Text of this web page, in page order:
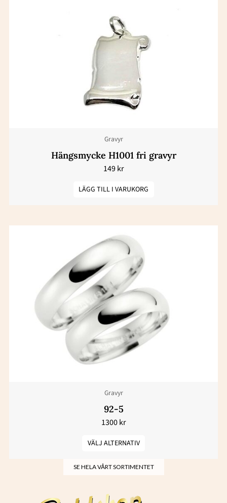
Gravyr
Hängsmycke H1001 fri gravyr
149kr
LÄGG TILL I VARUKORG
Gravyr
92-5
1300kr
VÄLJ ALTERNATIV
här
produkten
flera
varianter.
De
olika
alternativen
på
produktsidan
SE HELA VÅRT SORTIMENTET